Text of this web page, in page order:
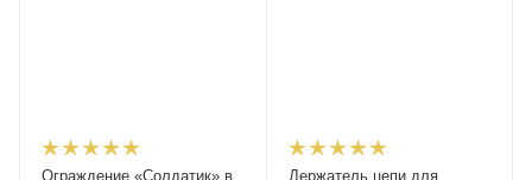
Ограждение «Солдатик» в
Держатель цепи для